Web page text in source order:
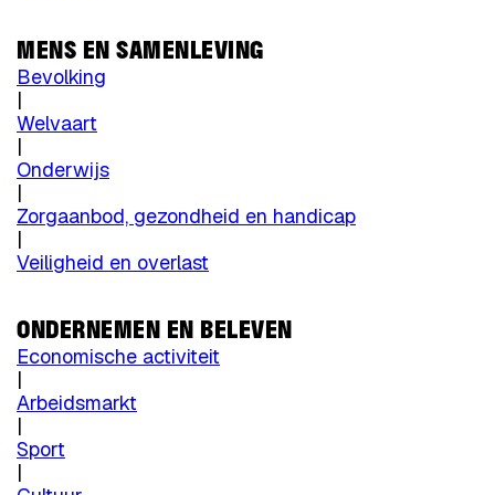
MENS EN SAMENLEVING
Bevolking
|
Welvaart
|
Onderwijs
|
Zorgaanbod, gezondheid en handicap
|
Veiligheid en overlast
ONDERNEMEN EN BELEVEN
Economische activiteit
|
Arbeidsmarkt
|
Sport
|